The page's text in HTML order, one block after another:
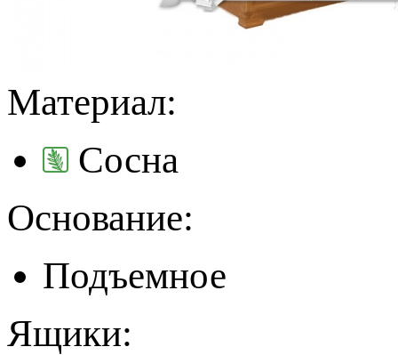
Материал:
Сосна
Основание:
Подъемное
Ящики: